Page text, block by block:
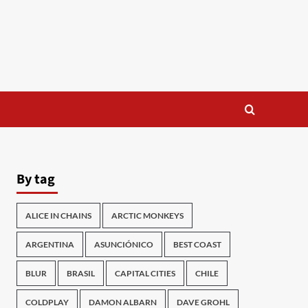
By tag
ALICE IN CHAINS ARCTIC MONKEYS
ARGENTINA ASUNCIÓNICO BEST COAST
BLUR BRASIL CAPITAL CITIES CHILE
COLDPLAY DAMON ALBARN DAVE GROHL